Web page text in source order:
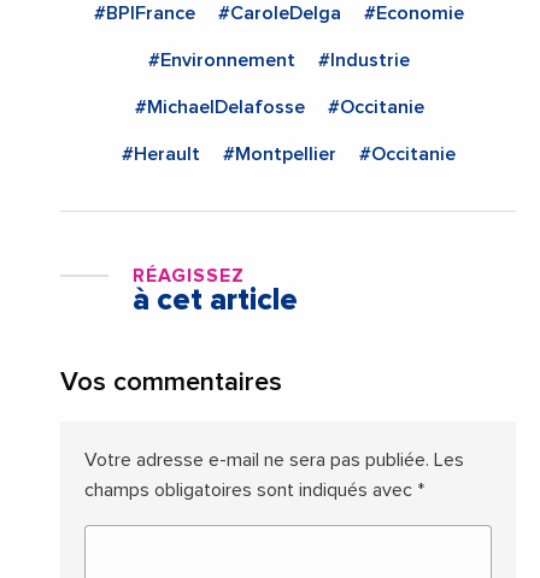
#BPIFrance #CaroleDelga #Economie
#Environnement #Industrie
#MichaelDelafosse #Occitanie
#Herault #Montpellier #Occitanie
RÉAGISSEZ
à cet article
Vos commentaires
Votre adresse e-mail ne sera pas publiée. Les
champs obligatoires sont indiqués avec *